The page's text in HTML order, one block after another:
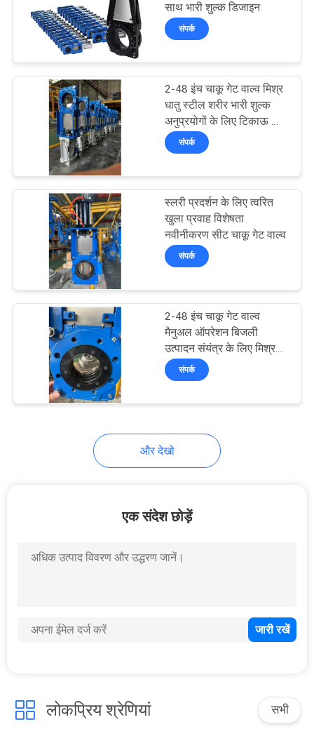
डबल ब्लॉक और ब्लड
वाल्व
धातु की बैठी गेंद वाल्व
ग्लोब स्टॉप वाल्व
11
द्रव प्रवाह नियंत्रण वाल्व
साथ भारी शुल्क डिजाइन
संपर्क
2-48 इंच चाकू गेट वाल्व मिश्र
धातु स्टील शरीर भारी शुल्क
अनुप्रयोगों के लिए टिकाऊ सीट
सामग्री
संपर्क
स्लरी प्रदर्शन के लिए त्वरित
खुला प्रवाह विशेषता
नवीनीकरण सीट चाकू गेट वाल्व
संपर्क
2-48 इंच चाकू गेट वाल्व
मैनुअल ऑपरेशन बिजली
उत्पादन संयंत्र के लिए मिश्र
धातु स्टील शरीर
संपर्क
और देखो
एक संदेश छोड़ें
लोकप्रिय श्रेणियां सभी